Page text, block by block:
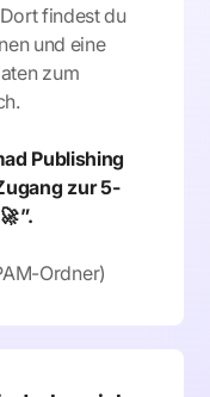
findest du
und eine
zum
Publishing
zur 5-
”.
Ordner)